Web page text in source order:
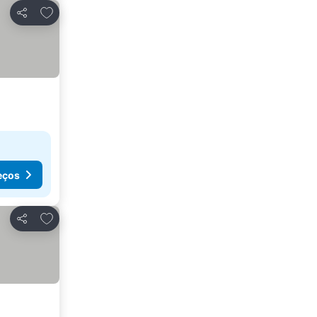
Partilhar
Adicionar aos favoritos
Partilhar
Adicionar aos favoritos